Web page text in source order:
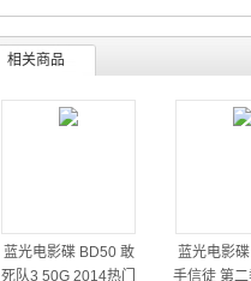
相关商品
蓝光电影碟 BD50 敢
死队3 50G 2014热门
蓝光电影
手信徒 第